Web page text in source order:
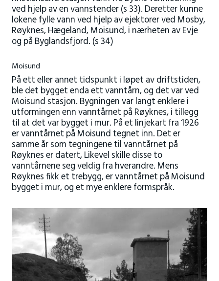
ved hjelp av en vannstender (s 33). Deretter kunne
lokene fylle vann ved hjelp av ejektorer ved Mosby,
Røyknes, Hægeland, Moisund, i nærheten av Evje
og på Byglandsfjord. (s 34)
Moisund
På ett eller annet tidspunkt i løpet av driftstiden,
ble det bygget enda ett vanntårn, og det var ved
Moisund stasjon. Bygningen var langt enklere i
utformingen enn vanntårnet på Røyknes, i tillegg
til at det var bygget i mur. På et linjekart fra 1926
er vanntårnet på Moisund tegnet inn. Det er
samme år som tegningene til vanntårnet på
Røyknes er datert, Likevel skille disse to
vanntårnene seg veldig fra hverandre. Mens
Røyknes fikk et trebygg, er vanntårnet på Moisund
bygget i mur, og et mye enklere formspråk.